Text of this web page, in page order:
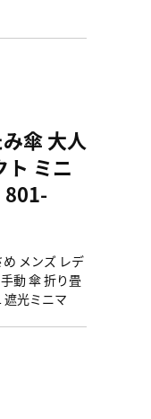
傘 大人
ト ミニ
801-
メンズ レデ
動 傘 折り畳
遮光ミニマ